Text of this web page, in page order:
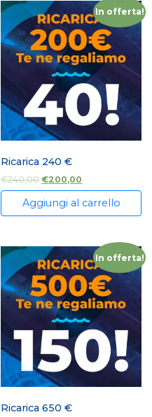
In offerta!
Ricarica 240 €
€240,00 €200,00
Aggiungi al carrello
In offerta!
Ricarica 650 €